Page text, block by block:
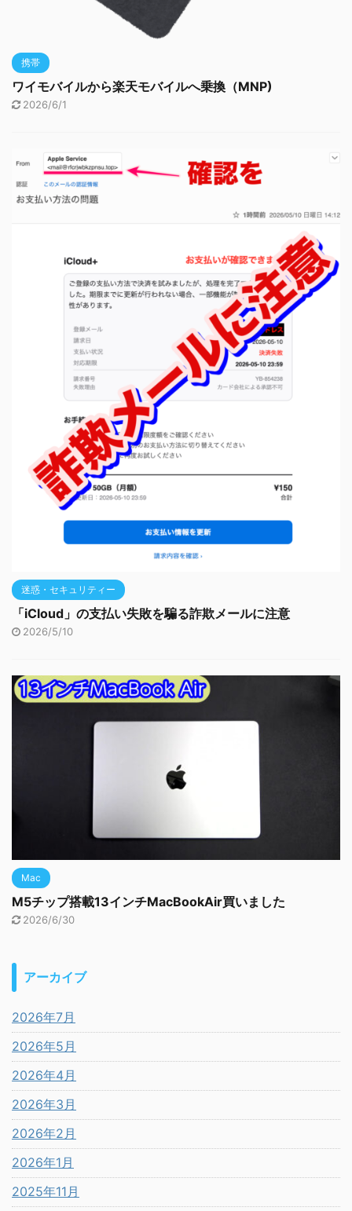
携帯
ワイモバイルから楽天モバイルへ乗換（MNP)
2026/6/1
迷惑・セキュリティー
「iCloud」の支払い失敗を騙る詐欺メールに注意
2026/5/10
Mac
M5チップ搭載13インチMacBookAir買いました
2026/6/30
アーカイブ
2026年7月
2026年5月
2026年4月
2026年3月
2026年2月
2026年1月
2025年11月